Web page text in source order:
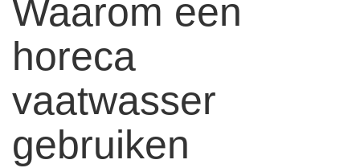
Waarom een
horeca
vaatwasser
gebruiken